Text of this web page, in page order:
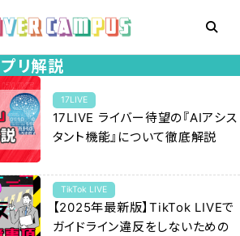
リ解説
17LIVE
17LIVE ライバー待望の『AIアシス
タント機能』について徹底解説
TikTok LIVE
【2025年最新版】TikTok LIVEで
ガイドライン違反をしないための